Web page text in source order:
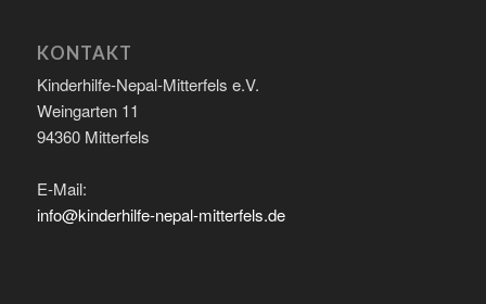
KONTAKT
Kinderhilfe-Nepal-Mitterfels e.V.
Weingarten 11
94360 Mitterfels
E-Mail:
info@kinderhilfe-nepal-mitterfels.de